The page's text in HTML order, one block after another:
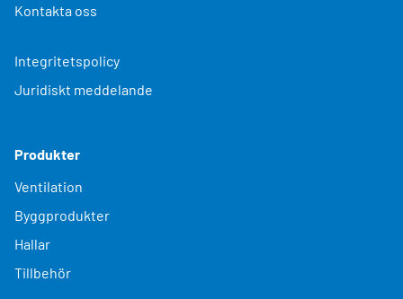
Kontakta oss
Integritetspolicy
Juridiskt meddelande
Produkter
Ventilation
Byggprodukter
Hallar
Tillbehör